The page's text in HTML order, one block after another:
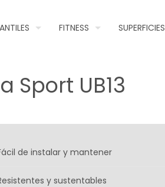
FITNESS SUPERFICIES
Sport UB13
de instalar y mantener
y sustentables